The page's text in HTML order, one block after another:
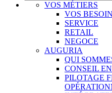
VOS MÉTIERS
VOS
SERVICE
RETAIL
NEGOCE
AUGURIA
QUI
CONSEIL
PILOTAGE